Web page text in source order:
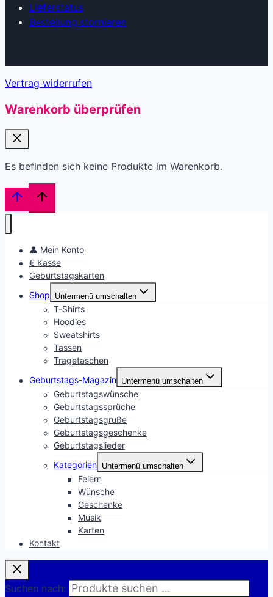
Lieferstatus
Bestellung stornieren
Vertrag widerrufen
Warenkorb überprüfen
Es befinden sich keine Produkte im Warenkorb.
👤 Mein Konto
€ Kasse
Geburtstagskarten
Shop
Untermenü umschalten
T-Shirts
Hoodies
Sweatshirts
Tassen
Tragetaschen
Geburtstags-Magazin Untermenü umschalten
Geburtstagswünsche
Geburtstagssprüche
Geburtstagsgrüße
Geburtstagsgeschenke
Geburtstagslieder
Kategorien Untermenü umschalten
Feiern
Wünsche
Geschenke
Musik
Karten
Kontakt
Suchen nach: